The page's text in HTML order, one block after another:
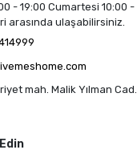
- 19:00 Cumartesi 10:00 -
arasında ulaşabilirsiniz.
mah. Malik Yılman Cad.